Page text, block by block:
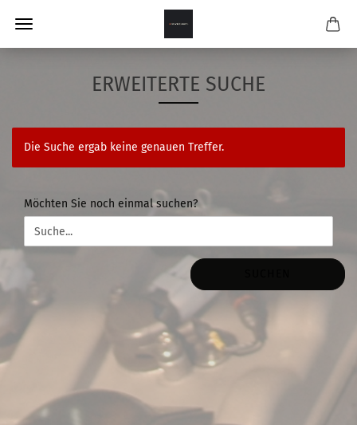
ERWEITERTE SUCHE
Die Suche ergab keine genauen Treffer.
MÖCHTEN
SIE
NOCH
EINMAL
Möchten Sie noch einmal suchen?